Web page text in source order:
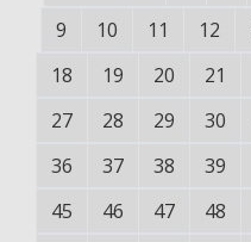
9
10 11 12
18
19 20 21
27
28 29 30
36
37 38 39
45
46 47 48